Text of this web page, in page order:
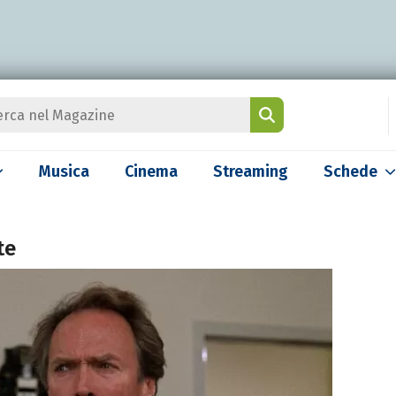
Musica Cinema Streaming Schede